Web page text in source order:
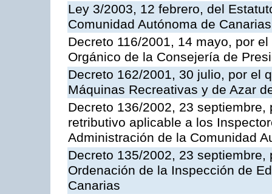
Ley 3/2003, 12 febrero, del
Comunidad Autónoma de Canarias
Decreto 116/2001, 14 mayo, por
Orgánico de la Consejería de
Decreto 162/2001, 30 julio, por el
Máquinas Recreativas y de Azar
Decreto 136/2002, 23
retributivo aplicable a los
Administración de la Comunidad
Decreto 135/2002, 23
Ordenación de la Inspección de
Canarias